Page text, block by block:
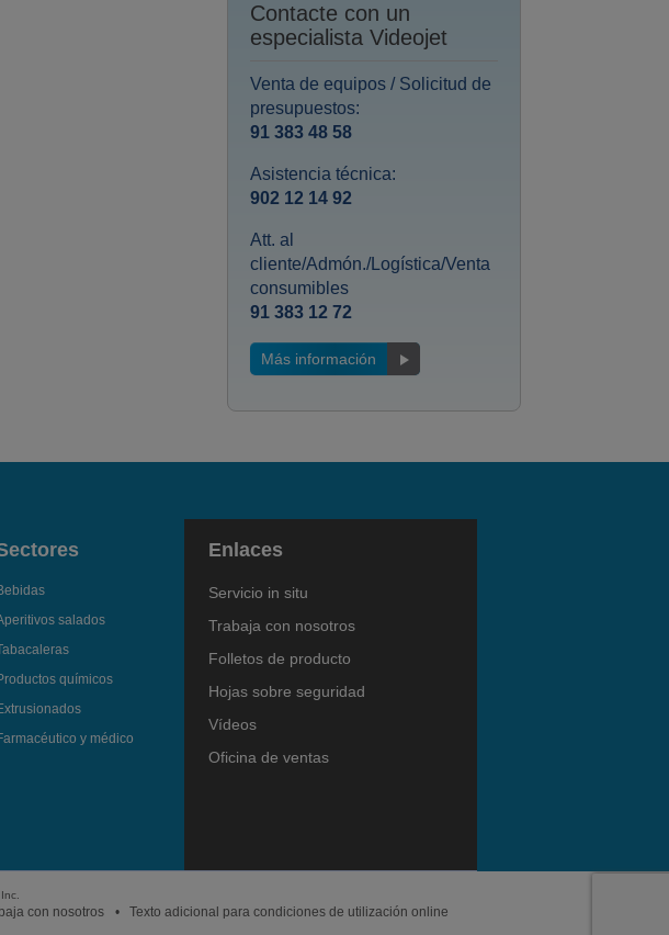
Contacte con un
especialista Videojet
Venta de equipos / Solicitud de
presupuestos:
91 383 48 58
Asistencia técnica:
902 12 14 92
Att. al
cliente/Admón./Logística/Venta
consumibles
91 383 12 72
Más información
salados
químicos
y médico
Enlaces
Servicio in situ
Trabaja con nosotros
Folletos de producto
Hojas sobre seguridad
Vídeos
Oficina de ventas
con nosotros Texto adicional para condiciones de utilización online